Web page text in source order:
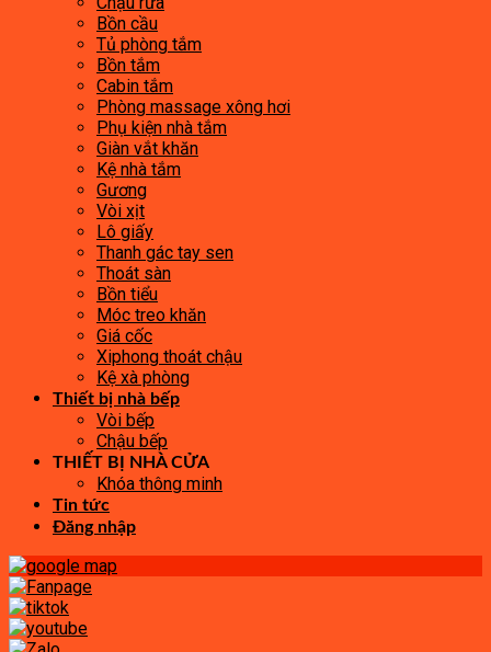
Bồn cầu
Tủ phòng tắm
Bồn tắm
Cabin tắm
Phòng massage xông hơi
Phụ kiện nhà tắm
Giàn vắt khăn
Kệ nhà tắm
Gương
Vòi xịt
Lô giấy
Thanh gác tay sen
Thoát sàn
Bồn tiểu
Móc treo khăn
Giá cốc
Xiphong thoát chậu
Kệ xà phòng
Thiết bị nhà bếp
Vòi bếp
Chậu bếp
THIẾT BỊ NHÀ CỬA
Khóa thông minh
Tin tức
Đăng nhập